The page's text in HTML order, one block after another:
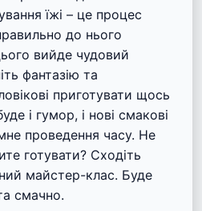
їжі – це процес
до нього
вийде чудовий
фантазію та
приготувати щось
і гумор, і нові смакові
проведення часу. Не
готувати? Сходіть
майстер-клас. Буде
смачно.